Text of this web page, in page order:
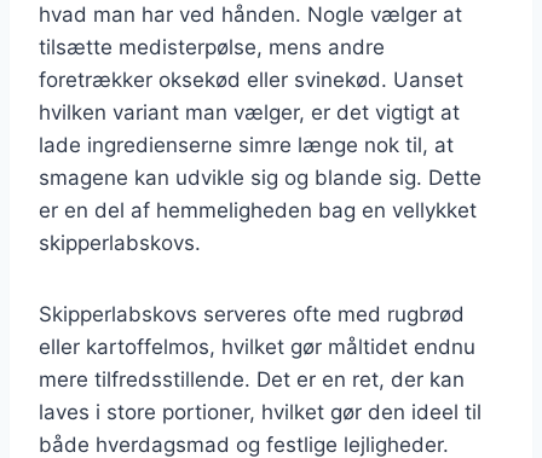
hvad man har ved hånden. Nogle vælger at
tilsætte medisterpølse, mens andre
foretrækker oksekød eller svinekød. Uanset
hvilken variant man vælger, er det vigtigt at
lade ingredienserne simre længe nok til, at
smagene kan udvikle sig og blande sig. Dette
er en del af hemmeligheden bag en vellykket
skipperlabskovs.
Skipperlabskovs serveres ofte med rugbrød
eller kartoffelmos, hvilket gør måltidet endnu
mere tilfredsstillende. Det er en ret, der kan
laves i store portioner, hvilket gør den ideel til
både hverdagsmad og festlige lejligheder.